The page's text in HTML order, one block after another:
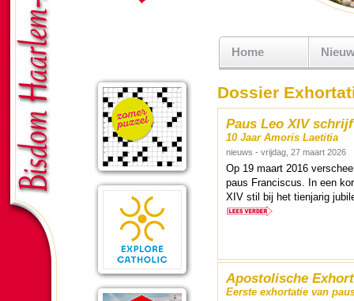
Home
Dossier
Paus Leo XIV
10 Jaar Amoris Laetitia
nieuws - vrijdag, 27 maart 2026
Op 19 maart 2016
paus Fran­cis­cus. In een
XIV stil bij het tien­ja­rig
Apostolische
Eerste exhortatie van